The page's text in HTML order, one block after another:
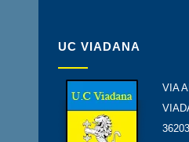
UC VIADANA
VIA